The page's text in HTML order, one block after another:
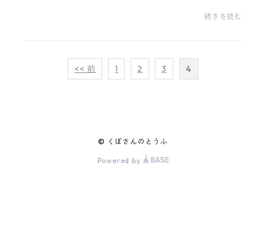
たもめん豆腐を好みの厚さ(1cm位)に切り、ペーパータ
続きを読む
<< 前 1 2 3 4
© くぼさんのとうふ
Powered by